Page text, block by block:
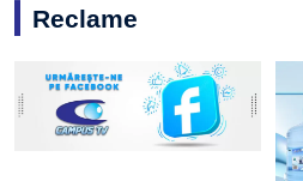
Reclame